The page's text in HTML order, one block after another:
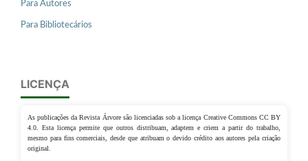
Para Autores
Para Bibliotecários
LICENÇA
As publicações da Revista Árvore são licenciadas sob a licença Creative Commons CC BY
4.0. Esta licença permite que outros distribuam, adaptem e criem a partir do trabalho,
mesmo para fins comerciais, desde que atribuam o devido crédito aos autores pela criação
original.